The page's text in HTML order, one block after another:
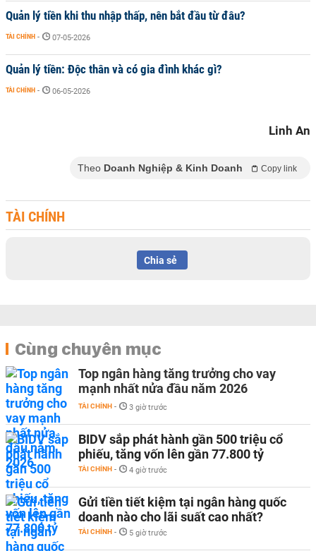
Quản lý tiền khi thu nhập thấp, nên bắt đầu từ đâu?
TÀI CHÍNH - 07-05-2026
Quản lý tiền: Độc thân và có gia đình khác gì?
TÀI CHÍNH - 06-05-2026
Linh An
Theo Doanh Nghiệp & Kinh Doanh Copy link
TÀI CHÍNH
Chia sẻ
Cùng chuyên mục
Top ngân hàng tăng trưởng cho vay
mạnh nhất nửa đầu năm 2026
TÀI CHÍNH - 3 giờ trước
BIDV sắp phát hành gần 500 triệu cổ
phiếu, tăng vốn lên gần 77.800 tỷ
TÀI CHÍNH - 4 giờ trước
Gửi tiền tiết kiệm tại ngân hàng quốc
doanh nào cho lãi suất cao nhất?
TÀI CHÍNH - 5 giờ trước